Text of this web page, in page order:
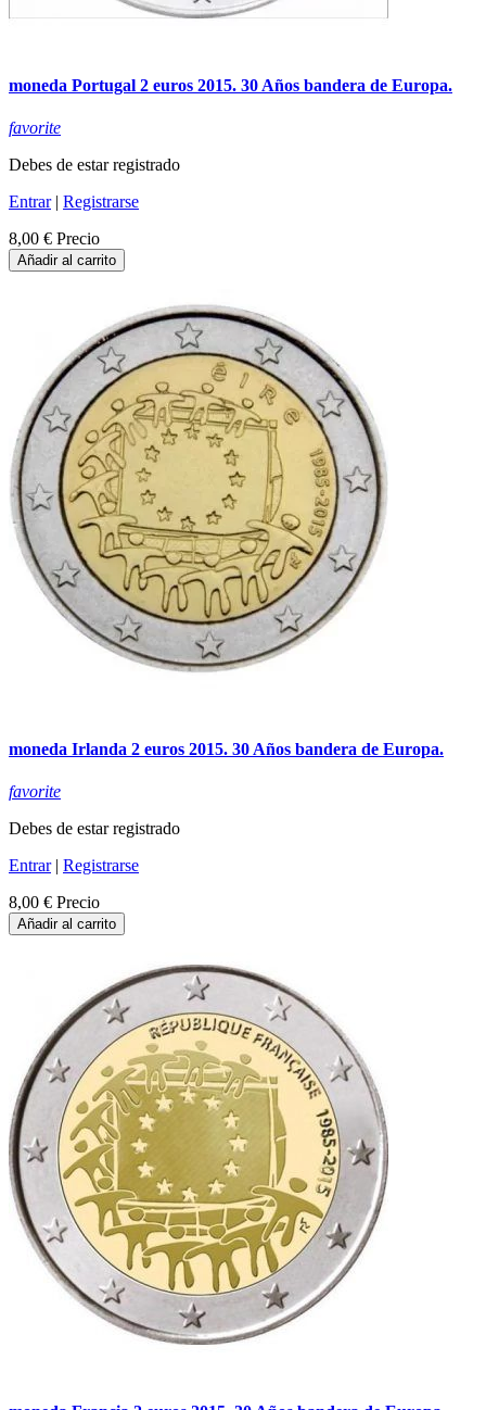
moneda Portugal 2 euros 2015. 30 Años bandera de Europa.
favorite
Debes de estar registrado
Entrar| Registrarse
8,00 € Precio
Añadir al carrito
moneda Irlanda 2 euros 2015. 30 Años bandera de Europa.
favorite
Debes de estar registrado
Entrar| Registrarse
8,00 € Precio
Añadir al carrito